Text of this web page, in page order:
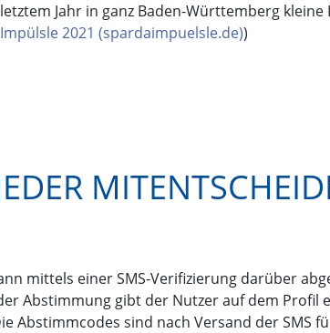
Jahr in ganz Baden-Württemberg
2021 (spardaimpuelsle.de))
mittels einer SMS-Verifizierung darüber
Abstimmung gibt der Nutzer auf dem Profil
Abstimmcodes sind nach Versand der SMS